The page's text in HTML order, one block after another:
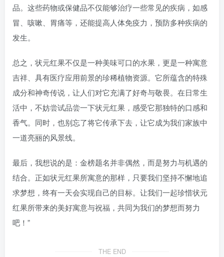
品。这些药物或保健品不仅能够治疗一些常见的疾病，如感
冒、咳嗽、胃痛等，还能提高人体免疫力，预防多种疾病的
发生。
总之，状元红果不仅是一种美味可口的水果，更是一种寓意
吉祥、具有医疗应用前景的珍稀植物资源。它所蕴含的特殊
成分和神奇传说，让人们对它充满了好奇与敬畏。在日常生
活中，不妨尝试品尝一下状元红果，感受它那独特的口感和
香气。同时，也别忘了将它传承下去，让它成为我们家族中
一道亮丽的风景线。
最后，我想说的是：金榜题名并非偶然，而是努力与机遇的
结合。正如状元红果所寓意的那样，只要我们坚持不懈地追
求梦想，终有一天会实现自己的目标。让我们一起珍惜状元
红果所带来的美好寓意与祝福，共同为我们的梦想而努力
吧！”
THE END